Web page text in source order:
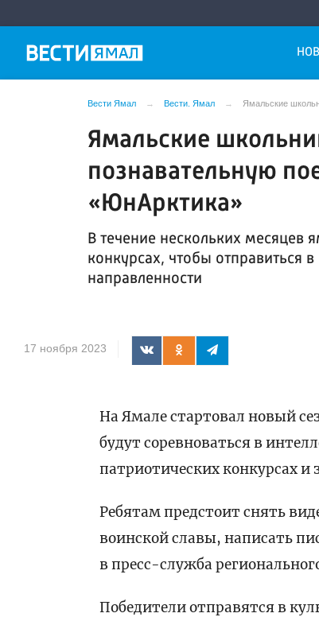
Вести Ямал Вести. Ямал Ямальские
Ямальские
познавательную
«ЮнАрктика»
В течение нескольких месяцев
конкурсах, чтобы отправиться
направленности
17 ноября 2023
На Ямале стартовал новый
будут соревноваться в
патриотических конкурсах и
Ребятам предстоит снять
воинской славы, написать
в пресс-служба
Победители отправятся в